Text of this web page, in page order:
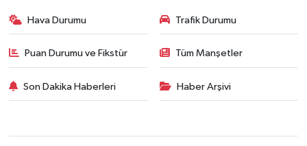
Hava Durumu Trafik Durumu
Puan Durumu ve Fikstür Tüm Manşetler
Son Dakika Haberleri Haber Arşivi